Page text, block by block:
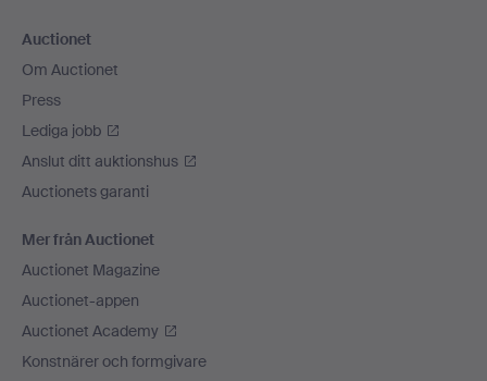
Auctionet
Om Auctionet
Press
Lediga jobb
Anslut ditt auktionshus
Auctionets garanti
Mer från Auctionet
Auctionet Magazine
Auctionet-appen
Auctionet Academy
Konstnärer och formgivare